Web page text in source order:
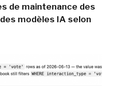
de maintenance des
modèles IA selon